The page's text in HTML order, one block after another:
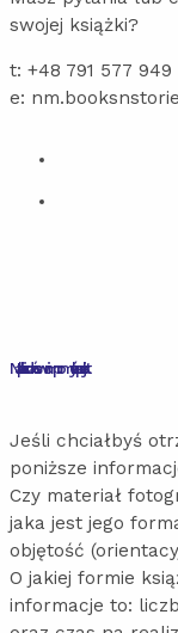
swojej książki?
t: +48 791 577 949
e:
Napisz kilka zdań o swoim pomyśle na projekt.
Jeśli chciałbyś
poniższe
Czy materiał
jaka jest jego
objętość
O jakiej formie
informacje to: